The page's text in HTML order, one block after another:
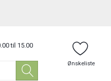
til 15.00
Ønskeliste